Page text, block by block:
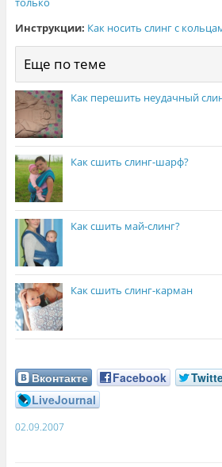
Инструкции: Как носить слинг с
Еще по теме
Как перешить неудачный
Как сшить слинг-шарф?
Как сшить май-слинг?
Как сшить слинг-карман
Вконтакте Facebook
LiveJournal
02.09.2007